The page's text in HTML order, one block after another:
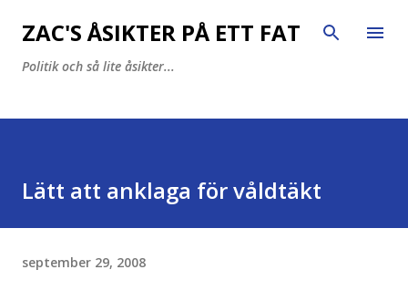
Fortsätt till huvudinnehåll
ZAC'S ÅSIKTER PÅ ETT FAT
Politik och så lite åsikter...
Lätt att anklaga för våldtäkt
september 29, 2008